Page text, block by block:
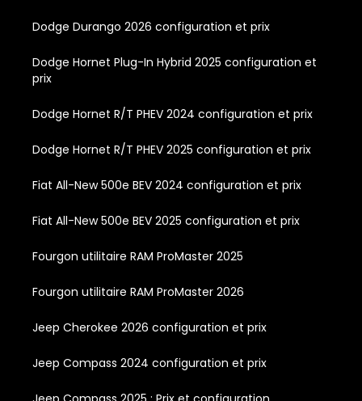
Dodge Durango 2026 configuration et prix
Dodge Hornet Plug-In Hybrid 2025 configuration et
prix
Dodge Hornet R/T PHEV 2024 configuration et prix
Dodge Hornet R/T PHEV 2025 configuration et prix
Fiat All-New 500e BEV 2024 configuration et prix
Fiat All-New 500e BEV 2025 configuration et prix
Fourgon utilitaire RAM ProMaster 2025
Fourgon utilitaire RAM ProMaster 2026
Jeep Cherokee 2026 configuration et prix
Jeep Compass 2024 configuration et prix